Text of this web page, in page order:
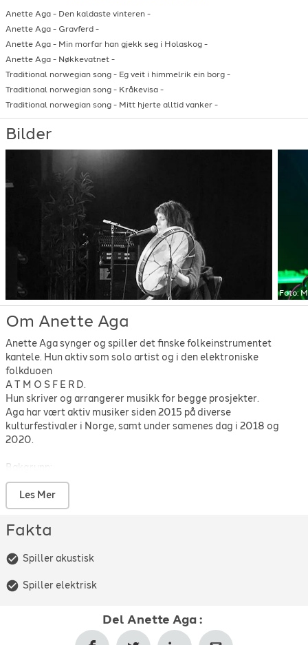
Anette Aga - Den kaldaste vinteren -
Anette Aga - Gravferd -
Anette Aga - Min morfar han gjekk seg i Holaskog -
Anette Aga - Nøkkevatnet -
Traditional norwegian song - Eg veit i himmelrik ein borg -
Traditional norwegian song - Kråkevisa -
Traditional norwegian song - Mitt hjerte alltid vanker -
Bilder
Foto:
Om Anette Aga
Anette Aga synger og spiller det finske folkeinstrumentet
kantele. Hun aktiv som solo artist og i den elektroniske
folkduoen
A T M O S F E R D.
Hun skriver og arrangerer musikk for begge prosjekter.
Aga har vært aktiv musiker siden 2015 på diverse
kulturfestivaler i Norge, samt under samenes dag i 2018 og
2020.
Bakgrunn:
Aga er oppvokst i musikalsk familie og har sunget i flere kor,
blandt annet Bergen operakor og Arna kyrke kammerkor,
sistnevne hvor hun også var medvirkende solist.
Hun sang også i jazzbandet A U T U M fra 2016-2017.
Fra 2015-2018 var hun sanger og låtskriver i folkemusikk og
kulturformidlingstrioen
T R O L L I O R D.
Musikken er lun og stemningsfull og passer aller best til intime
konserter og/el arrangement. Hvis lokalet tilater det(størrelse
Les Mer
Fakta
Spiller akustisk
Spiller elektrisk
Del Anette Aga: